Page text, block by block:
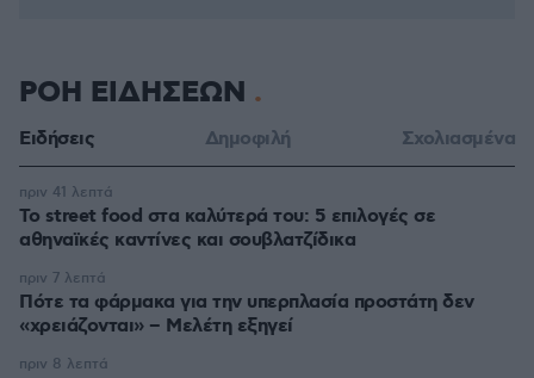
ΡΟΗ ΕΙΔΗΣΕΩΝ
Ειδήσεις Δημοφιλή Σχολιασμένα
Το street food στα καλύτερά του: 5 επιλογές σε
αθηναϊκές καντίνες και σουβλατζίδικα
πριν 41 λεπτά
Πότε τα φάρμακα για την υπερπλασία προστάτη δεν
«χρειάζονται» – Μελέτη εξηγεί
πριν 7 λεπτά
πριν 8 λεπτά